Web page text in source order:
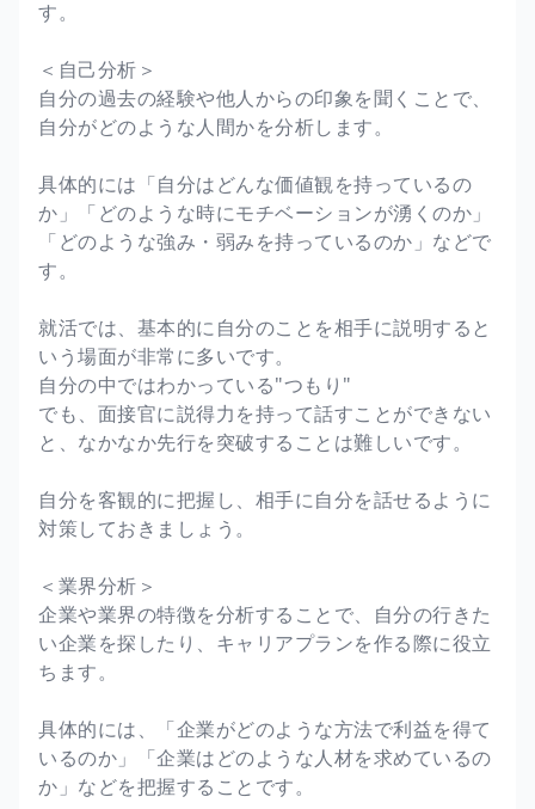
す。
＜自己分析＞
自分の過去の経験や他人からの印象を聞くことで、
自分がどのような人間かを分析します。
具体的には「自分はどんな価値観を持っているの
か」「どのような時にモチベーションが湧くのか」
「どのような強み・弱みを持っているのか」などで
す。
就活では、基本的に自分のことを相手に説明すると
いう場面が非常に多いです。
自分の中ではわかっている"つもり"
でも、面接官に説得力を持って話すことができない
と、なかなか先行を突破することは難しいです。
自分を客観的に把握し、相手に自分を話せるように
対策しておきましょう。
＜業界分析＞
企業や業界の特徴を分析することで、自分の行きた
い企業を探したり、キャリアプランを作る際に役立
ちます。
具体的には、「企業がどのような方法で利益を得て
いるのか」「企業はどのような人材を求めているの
か」などを把握することです。